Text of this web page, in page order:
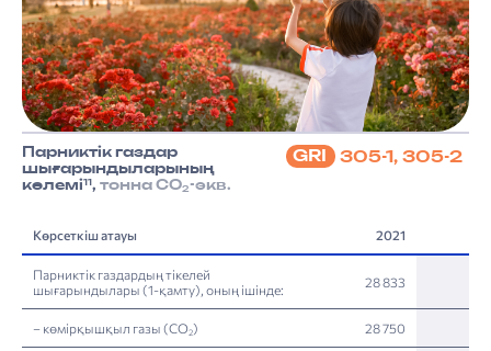
Парниктік газдар
шығарындыларының
көлемі11 , тонна СО2-экв.
GRI 305-1, 305-2
Көрсеткіш атауы 2021
Парниктік газдардың тікелей
шығарындылары (1-қамту), оның ішінде:
28 833
– көмірқышқыл газы (СО2) 28 750